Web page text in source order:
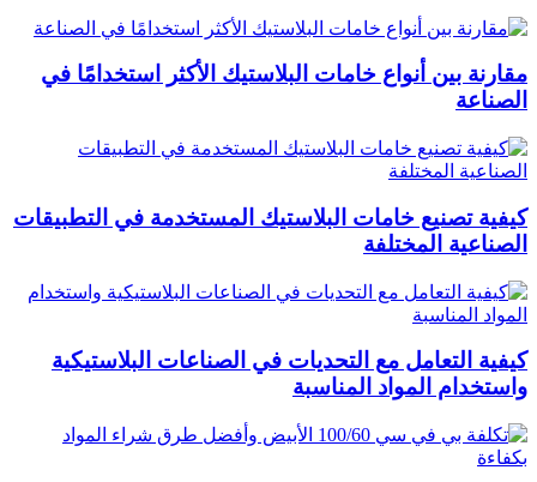
مقارنة بين أنواع خامات البلاستيك الأكثر استخدامًا في
الصناعة
كيفية تصنيع خامات البلاستيك المستخدمة في التطبيقات
الصناعية المختلفة
كيفية التعامل مع التحديات في الصناعات البلاستيكية
واستخدام المواد المناسبة